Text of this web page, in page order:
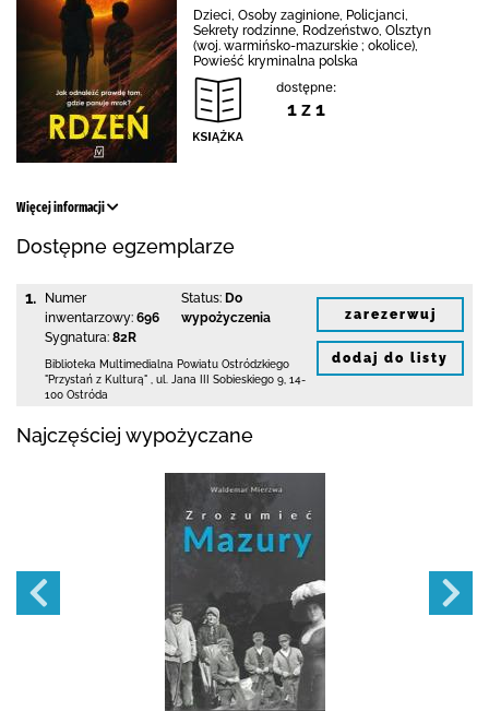
Dzieci, Osoby zaginione, Policjanci,
Sekrety rodzinne, Rodzeństwo, Olsztyn
(woj. warmińsko-mazurskie ; okolice),
Powieść kryminalna polska
dostępne:
1 z 1
Więcej informacji
Dostępne egzemplarze
1.
Numer
inwentarzowy: 696
Sygnatura: 82R
Status: Do
wypożyczenia
Biblioteka Multimedialna Powiatu Ostródzkiego
"Przystań z Kulturą"
ul. Jana III Sobieskiego 9 14-
100 Ostróda
zarezerwuj
dodaj do listy
Najczęściej wypożyczane